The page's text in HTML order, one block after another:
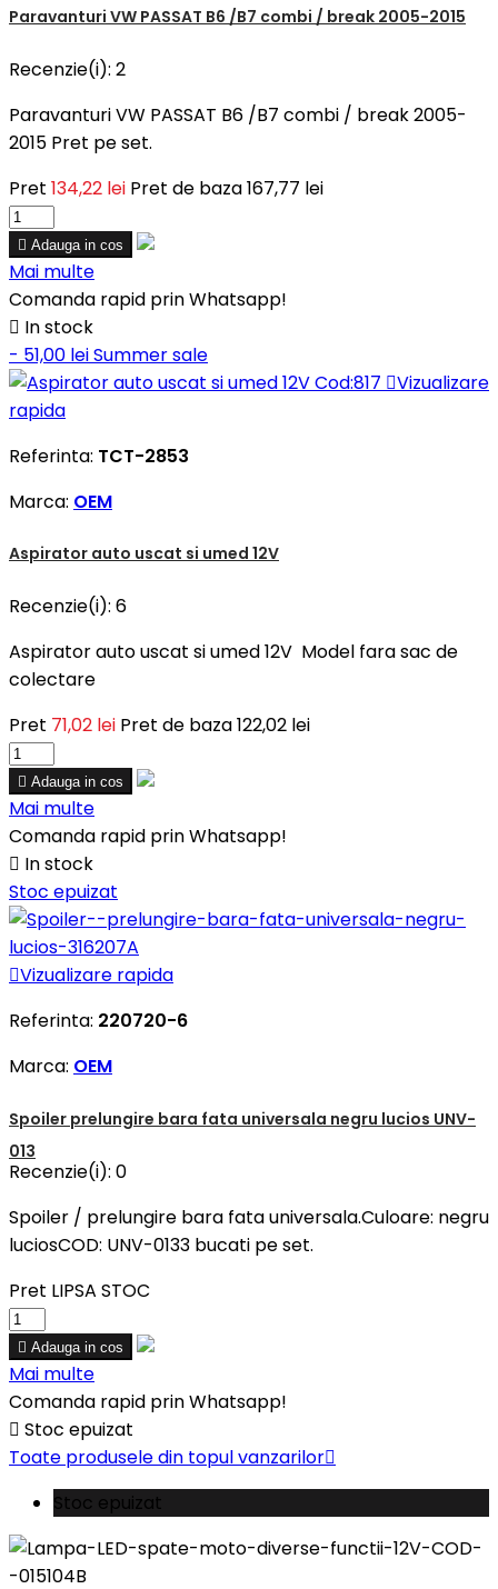
Paravanturi VW PASSAT B6 /B7 combi / break 2005-2015
Recenzie(i): 2
Paravanturi VW PASSAT B6 /B7 combi / break 2005-
2015 Pret pe set.
Pret 134,22 lei Pret de baza167,77 lei
 Adauga in cos
Mai multe
Comanda rapid prin Whatsapp!
 In stock
- 51,00 leiSummer sale
Vizualizare
rapida
Referinta: TCT-2853
Marca: OEM
Aspirator auto uscat si umed 12V
Recenzie(i): 6
Aspirator auto uscat si umed 12V Model fara sac de
colectare
Pret 71,02 lei Pret de baza122,02 lei
 Adauga in cos
Mai multe
Comanda rapid prin Whatsapp!
 In stock
Stoc epuizat
Vizualizare rapida
Referinta: 220720-6
Marca: OEM
Spoiler prelungire bara fata universala negru lucios UNV-
013
Recenzie(i): 0
Spoiler / prelungire bara fata universala.Culoare: negru
luciosCOD: UNV-0133 bucati pe set.
Pret LIPSA STOC
 Adauga in cos
Mai multe
Comanda rapid prin Whatsapp!
 Stoc epuizat
Toate produsele din topul vanzarilor
Stoc epuizat